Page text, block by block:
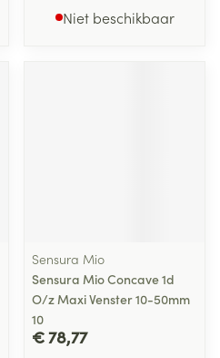
Niet beschikbaar
Sensura Mio
Sensura Mio Concave 1d
O/z Maxi Venster 10-50mm
10
€ 78,77